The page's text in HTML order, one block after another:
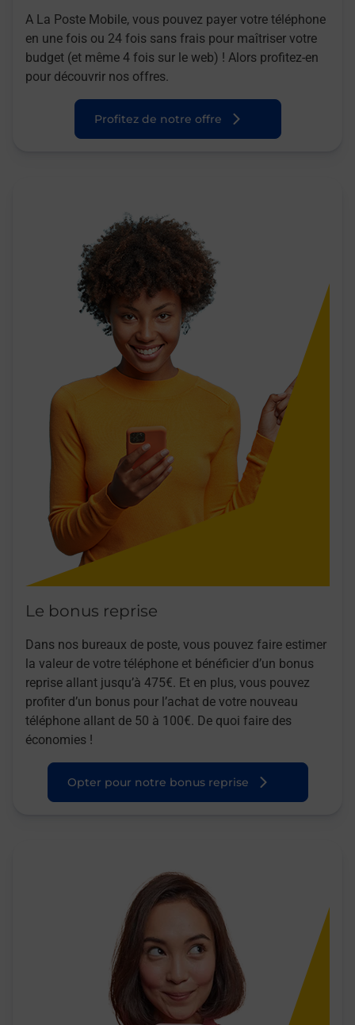
A La Poste Mobile, vous pouvez payer votre téléphone
en une fois ou 24 fois sans frais pour maîtriser votre
budget (et même 4 fois sur le web) ! Alors profitez-en
pour découvrir nos offres.
Profitez de notre offre
Le bonus reprise
Dans nos bureaux de poste, vous pouvez faire estimer
la valeur de votre téléphone et bénéficier d’un bonus
reprise allant jusqu’à 475€. Et en plus, vous pouvez
profiter d’un bonus pour l’achat de votre nouveau
téléphone allant de 50 à 100€. De quoi faire des
économies !
Opter pour notre bonus reprise